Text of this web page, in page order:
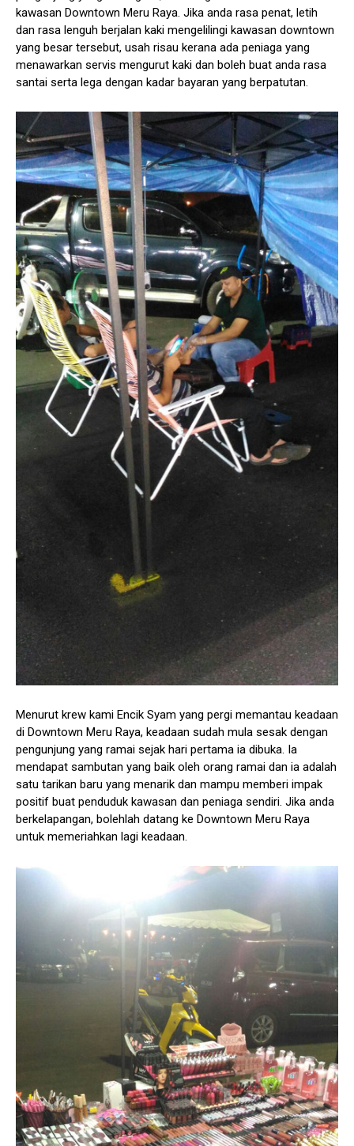
kawasan Downtown Meru Raya. Jika anda rasa penat, letih
dan rasa lenguh berjalan kaki mengelilingi kawasan downtown
yang besar tersebut, usah risau kerana ada peniaga yang
menawarkan servis mengurut kaki dan boleh buat anda rasa
santai serta lega dengan kadar bayaran yang berpatutan.
Menurut krew kami Encik Syam yang pergi memantau keadaan
di Downtown Meru Raya, keadaan sudah mula sesak dengan
pengunjung yang ramai sejak hari pertama ia dibuka. Ia
mendapat sambutan yang baik oleh orang ramai dan ia adalah
satu tarikan baru yang menarik dan mampu memberi impak
positif buat penduduk kawasan dan peniaga sendiri. Jika anda
berkelapangan, bolehlah datang ke Downtown Meru Raya
untuk memeriahkan lagi keadaan.